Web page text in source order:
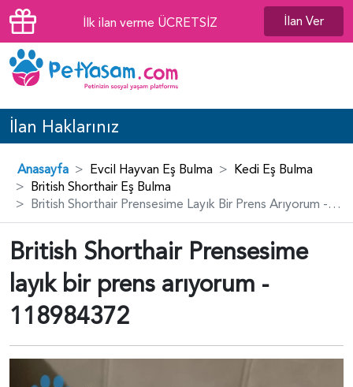
İlk ilan verme ÜCRETSİZ İlan Ver
İlan Haklarınız
Anasayfa Evcil Hayvan Eş Bulma
Kedi Eş Bulma
British Shorthair Eş Bulma
British Shorthair Prensesime Layık Bir Prens Arıyorum - 118984372
British Shorthair Prensesime
layık bir prens arıyorum -
118984372